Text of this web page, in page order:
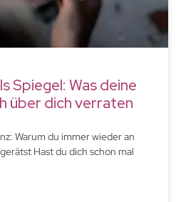
Spiegel: Was deine
über dich verraten
Warum du immer wieder an
Hast du dich schon mal